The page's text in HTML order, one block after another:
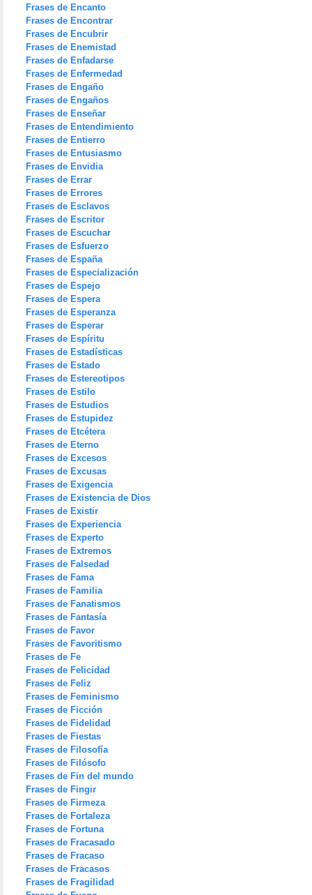
Frases de Encanto
Frases de Encontrar
Frases de Encubrir
Frases de Enemistad
Frases de Enfadarse
Frases de Enfermedad
Frases de Engaño
Frases de Engaños
Frases de Enseñar
Frases de Entendimiento
Frases de Entierro
Frases de Entusiasmo
Frases de Envidia
Frases de Errar
Frases de Errores
Frases de Esclavos
Frases de Escritor
Frases de Escuchar
Frases de Esfuerzo
Frases de España
Frases de Especialización
Frases de Espejo
Frases de Espera
Frases de Esperanza
Frases de Esperar
Frases de Espíritu
Frases de Estadísticas
Frases de Estado
Frases de Estereotipos
Frases de Estilo
Frases de Estudios
Frases de Estupidez
Frases de Etcétera
Frases de Eterno
Frases de Excesos
Frases de Excusas
Frases de Exigencia
Frases de Existencia de Dios
Frases de Existir
Frases de Experiencia
Frases de Experto
Frases de Extremos
Frases de Falsedad
Frases de Fama
Frases de Familia
Frases de Fanatismos
Frases de Fantasía
Frases de Favor
Frases de Favoritismo
Frases de Fe
Frases de Felicidad
Frases de Feliz
Frases de Feminismo
Frases de Ficción
Frases de Fidelidad
Frases de Fiestas
Frases de Filosofía
Frases de Filósofo
Frases de Fin del mundo
Frases de Fingir
Frases de Firmeza
Frases de Fortaleza
Frases de Fortuna
Frases de Fracasado
Frases de Fracaso
Frases de Fracasos
Frases de Fragilidad